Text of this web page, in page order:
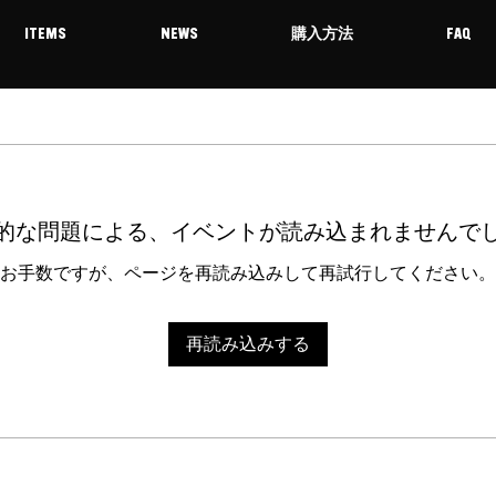
ITEMS NEWS 購入方法 FAQ
な問題による、イベントが読み込まれませんで
お手数ですが、ページを再読み込みして再試行してください。
再読み込みする